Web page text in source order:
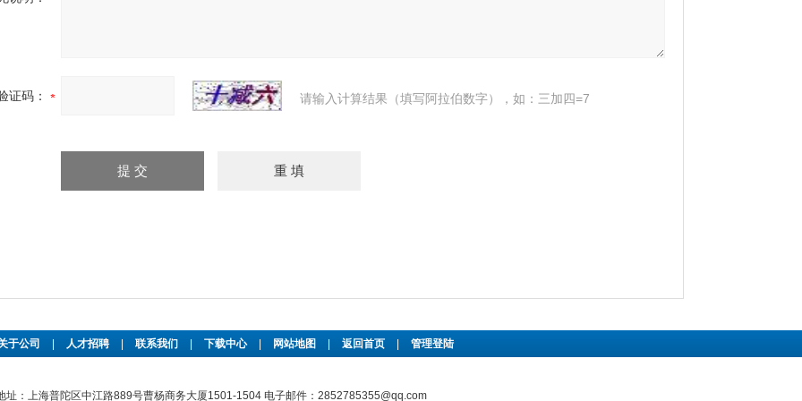
证码： 请输入计算结果（填写阿拉伯数字），如：三加四=7
于公司 人才招聘 联系我们 下载中心 网站地图 返回首页 管理登陆
址：上海普陀区中江路889号曹杨商务大厦1501-1504 电子邮件：2852785355@qq.com